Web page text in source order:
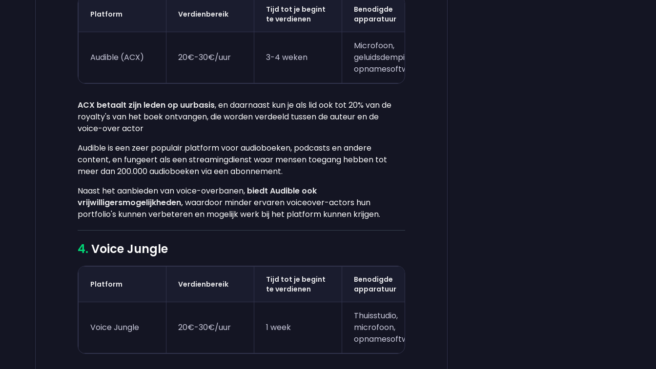
Platform Verdienbereik
Tijd tot je begint
te verdienen
Benodigde
apparatuur
Audible (ACX) 20€-30€/uur 3-4 weken
Microfoon,
geluidsdemping,
opnamesoftware
ACX betaalt zijn leden op uurbasis, en daarnaast kun je als lid ook tot 20% van de
royalty's van het boek ontvangen, die worden verdeeld tussen de auteur en de
voice-over actor
Audible is een zeer populair platform voor audioboeken, podcasts en andere
content, en fungeert als een streamingdienst waar mensen toegang hebben tot
meer dan 200.000 audioboeken via een abonnement.
Naast het aanbieden van voice-overbanen, biedt Audible ook
vrijwilligersmogelijkheden,waardoor minder ervaren voiceover-actors hun
portfolio's kunnen verbeteren en mogelijk werk bij het platform kunnen krijgen.
Voice Jungle
Platform Verdienbereik
Tijd tot je begint
te verdienen
Benodigde
apparatuur
Voice Jungle 20€-30€/uur 1 week
Thuisstudio,
microfoon,
opnamesoftware